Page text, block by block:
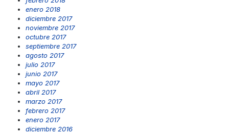
enero 2018
diciembre 2017
noviembre 2017
octubre 2017
septiembre 2017
agosto 2017
julio 2017
junio 2017
mayo 2017
abril 2017
marzo 2017
febrero 2017
enero 2017
diciembre 2016